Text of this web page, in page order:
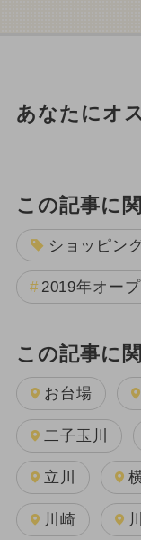
あなたにオ
この記事に
ショッピン
2019年オー
この記事に
お台場
二子玉川
立川
川崎